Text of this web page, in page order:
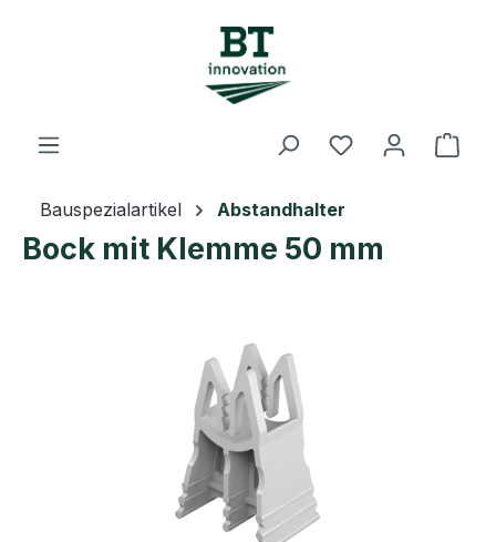
Zum Hauptinhalt springen
Du hast 0
Bauspezialartikel Abstandhalter
Bock mit Klemme 50 mm